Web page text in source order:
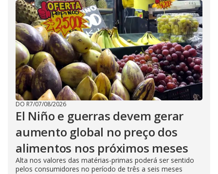
DO R7/07/08/2026
El Niño e guerras devem gerar
aumento global no preço dos
alimentos nos próximos meses
Alta nos valores das matérias-primas poderá ser sentido
pelos consumidores no período de três a seis meses